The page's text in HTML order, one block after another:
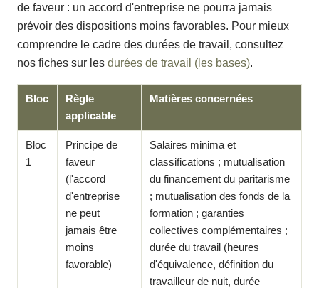
de faveur : un accord d'entreprise ne pourra jamais
prévoir des dispositions moins favorables. Pour mieux
comprendre le cadre des durées de travail, consultez
nos fiches sur les durées de travail (les bases).
Bloc
Règle
applicable
Matières concernées
Bloc
1
Principe de
faveur
(l'accord
d'entreprise
ne peut
jamais être
moins
favorable)
Salaires minima et
classifications ; mutualisation
du financement du paritarisme
; mutualisation des fonds de la
formation ; garanties
collectives complémentaires ;
durée du travail (heures
d'équivalence, définition du
travailleur de nuit, durée